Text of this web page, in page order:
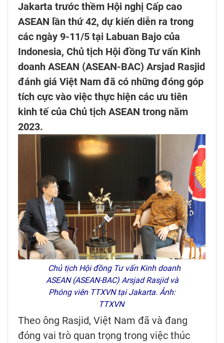
Jakarta trước thềm Hội nghị Cấp cao
ASEAN lần thứ 42, dự kiến diễn ra trong
các ngày 9-11/5 tại Labuan Bajo của
Indonesia, Chủ tịch Hội đồng Tư vấn Kinh
doanh ASEAN (ASEAN-BAC) Arsjad Rasjid
đánh giá Việt Nam đã có những đóng góp
tích cực vào việc thực hiện các ưu tiên
kinh tế của Chủ tịch ASEAN trong năm
2023.
Chủ tịch Hội đồng Tư vấn Kinh doanh
ASEAN (ASEAN-BAC) Arsjad Rasjid và
Phóng viên TTXVN tại Jakarta. Ảnh:
TTXVN
Theo ông Rasjid, Việt Nam đã và đang
đóng vai trò quan trọng trong việc thúc